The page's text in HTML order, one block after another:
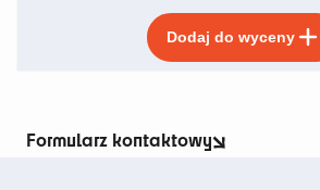
Dodaj do wyceny
produkt
ma
Formularz kontaktowy